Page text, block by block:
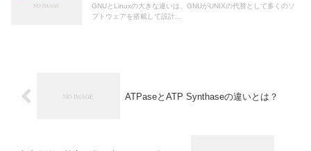
GNUとLinuxの大きな違いは、GNUがUNIXの代替として多くのソ
フトウェアを搭載して設計...
ATPaseとATP Synthaseの違いとは？